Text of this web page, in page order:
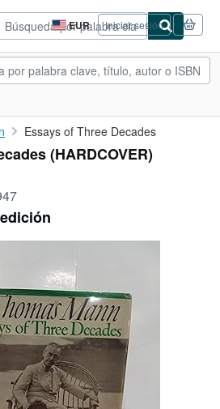
EUR
Preferencias
de
compra
del
Iniciar sesión
CERRAR
Essays of Three Decades
(HARDCOVER)